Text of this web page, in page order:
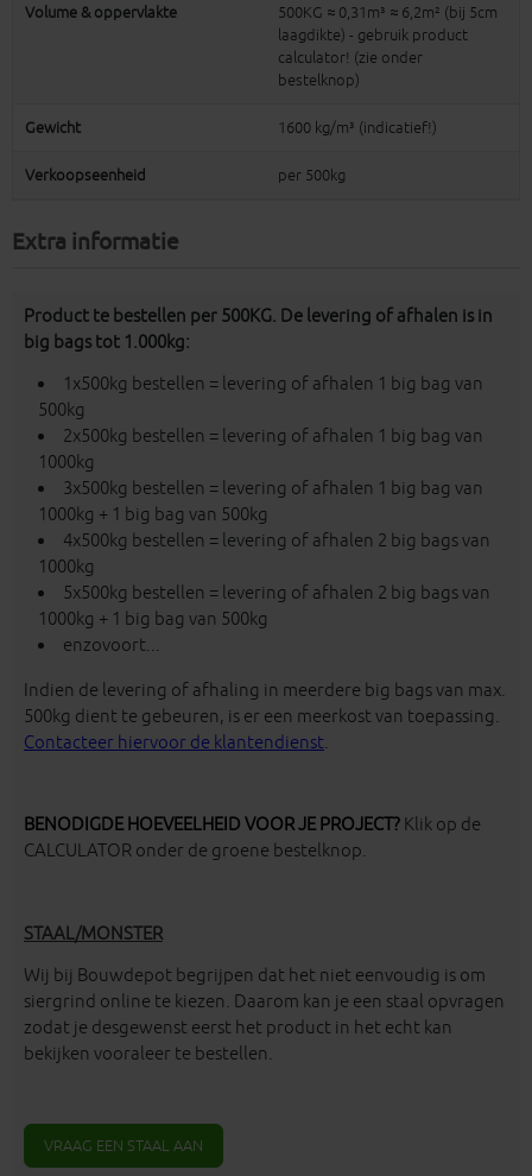
Volume & oppervlakte
500KG ≈ 0,31m³ ≈ 6,2m² (bij 5cm
laagdikte) - gebruik product
calculator! (zie onder
bestelknop)
Gewicht 1600 kg/m³ (indicatief!)
Verkoopseenheid per 500kg
Extra informatie
Product te bestellen per 500KG. De levering of afhalen is in
big bags tot 1.000kg:
1x500kg bestellen = levering of afhalen 1 big bag van
500kg
2x500kg bestellen = levering of afhalen 1 big bag van
1000kg
3x500kg bestellen = levering of afhalen 1 big bag van
1000kg + 1 big bag van 500kg
4x500kg bestellen = levering of afhalen 2 big bags van
1000kg
5x500kg bestellen = levering of afhalen 2 big bags van
1000kg + 1 big bag van 500kg
enzovoort...
Indien de levering of afhaling in meerdere big bags van max.
500kg dient te gebeuren, is er een meerkost van toepassing.
Contacteer hiervoor de klantendienst.
BENODIGDE HOEVEELHEID VOOR JE PROJECT? Klik op de
CALCULATOR onder de groene bestelknop.
STAAL/MONSTER
Wij bij Bouwdepot begrijpen dat het niet eenvoudig is om
siergrind online te kiezen. Daarom kan je een staal opvragen
zodat je desgewenst eerst het product in het echt kan
bekijken vooraleer te bestellen.
VRAAG EEN STAAL AAN